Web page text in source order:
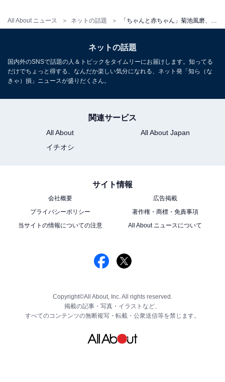
All About ニュース ネットの話題
ネットの話題
国内外のSNSで話題の人＆トピックをタイムリーにお届けします。知ってる
だけでちょっと得する、なんだか楽しい気分になれる、ネット発「知ら（な
きゃ）損」ニュースが盛りだくさん。
関連サービス
All About
All About Japan
イチオシ
サイト情報
会社概要
広告掲載
プライバシーポリシー
著作権・商標・免責事項
当サイトの情報についての注意
All About ニュースについて
Copyright©All About, Inc. All rights reserved.
掲載の記事・写真・イラストなど、
すべてのコンテンツの無断複写・転載・公衆送信等を禁じます。